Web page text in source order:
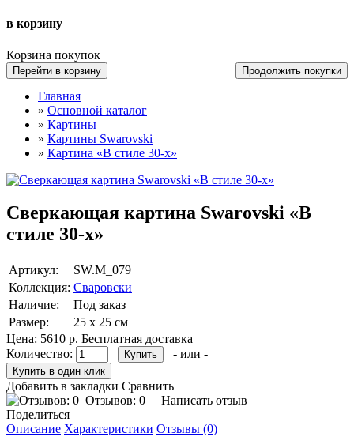
в корзину
Корзина покупок
Перейти в корзину Продолжить покупки
Главная
» Основной каталог
» Картины
» Картины Swarovski
» Картина «В стиле 30-х»
Сверкающая картина Swarovski «В
стиле 30-х»
Артикул:
SW.М_079
Коллекция: Сваровски
Наличие:
Под заказ
Размер:
25 х 25 см
Цена: 5610 р. Бесплатная доставка
Количество:
- или -
Добавить в закладки Сравнить
Отзывов: 0
Написать отзыв
Поделиться
Описание Характеристики Отзывы (0)